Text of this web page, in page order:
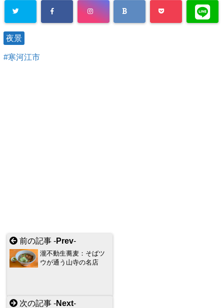
夜景
寒河江市
前の記事 -Prev-
瀧不動生蕎麦：そばツ
ウが通う山寺の名店
次の記事 -Next-